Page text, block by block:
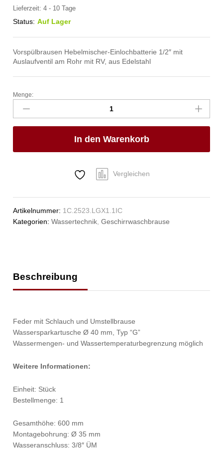
Lieferzeit:4 - 10 Tage
Status: Auf Lager
Vorspülbrausen Hebelmischer-Einlochbatterie 1/2″ mit
Auslaufventil am Rohr mit RV, aus Edelstahl
xario
Handspülbrause
1/2"
Anzahl
Menge:
In den Warenkorb
Vergleichen
Artikelnummer: 1C.2523.LGX1.1IC
Kategorien:Wassertechnik,Geschirrwaschbrause
Beschreibung
Feder mit Schlauch und Umstellbrause
Wassersparkartusche Ø 40 mm, Typ “G”
Wassermengen- und Wassertemperaturbegrenzung möglich
Weitere Informationen:
Einheit: Stück
Bestellmenge: 1
Gesamthöhe: 600 mm
Montagebohrung: Ø 35 mm
Wasseranschluss: 3/8″ ÜM